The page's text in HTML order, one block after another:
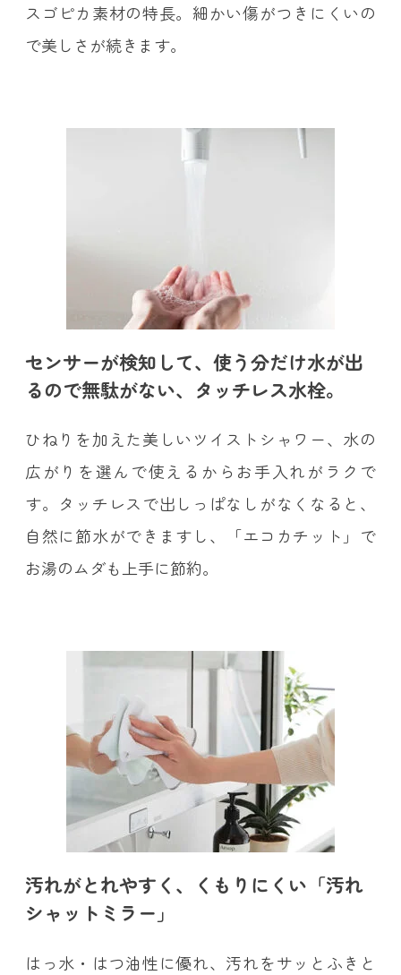
スゴピカ素材の特長。細かい傷がつきにくいの
で美しさが続きます。
センサーが検知して、使う分だけ水が出
るので無駄がない、タッチレス水栓。
ひねりを加えた美しいツイストシャワー、水の
広がりを選んで使えるからお手入れがラクで
す。タッチレスで出しっぱなしがなくなると、
自然に節水ができますし、「エコカチット」で
お湯のムダも上手に節約。
汚れがとれやすく、くもりにくい「汚れ
シャットミラー」
はっ水・はつ油性に優れ、汚れをサッとふきと